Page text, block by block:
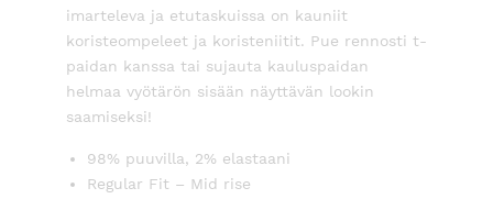
imarteleva ja etutaskuissa on kauniit
koristeompeleet ja koristeniitit. Pue rennosti t-
paidan kanssa tai sujauta kauluspaidan
helmaa vyötärön sisään näyttävän lookin
saamiseksi!
98% puuvilla, 2% elastaani
Regular Fit – Mid rise